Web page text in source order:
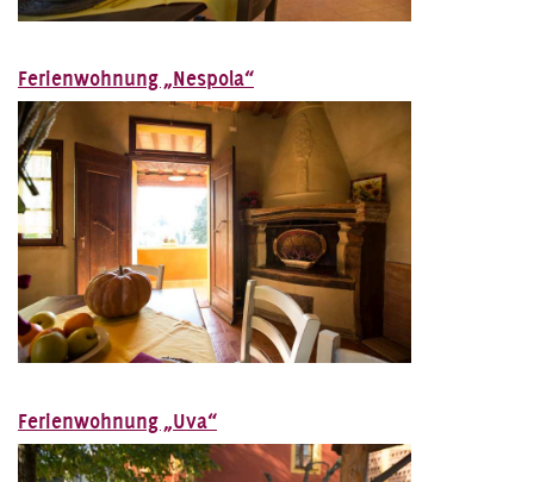
Ferienwohnung „Nespola“
Ferienwohnung „Uva“